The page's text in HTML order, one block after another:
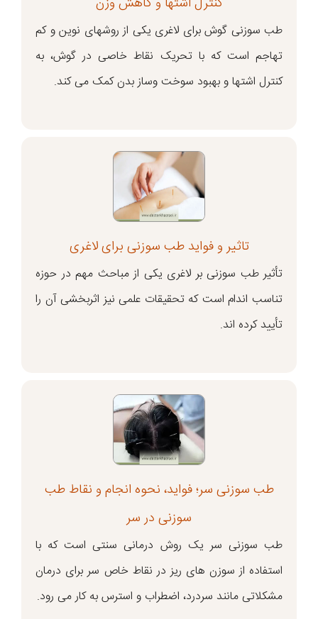
طب سوزنی گوش برای لاغری یکی از روشهای نوین و کم‌
تهاجم است که با تحریک نقاط خاصی در گوش، به
کنترل اشتها و بهبود سوخت وساز بدن کمک می کند.
تاثیر و فواید طب سوزنی برای لاغری
تأثیر طب سوزنی بر لاغری یکی از مباحث مهم در حوزه
تناسب‌ اندام است که تحقیقات علمی نیز اثربخشی آن را
تأیید کرده اند.
طب سوزنی سر؛ فواید، نحوه انجام و نقاط طب
سوزنی در سر
طب سوزنی سر یک روش درمانی سنتی است که با
استفاده از سوزن های ریز در نقاط خاص سر برای درمان
مشکلاتی مانند سردرد، اضطراب و استرس به کار می رود.